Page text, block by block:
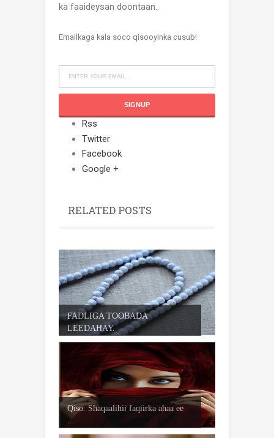
ka faaideysan doontaan..
Emailkaga kala soco qisooyinka cusub!
Rss
Twitter
Facebook
Google +
RELATED POSTS
FADLIGA TOOBADA
LEEDAHAY.
Qiso: Shaqaalihii faqiirka ahaa ee
...